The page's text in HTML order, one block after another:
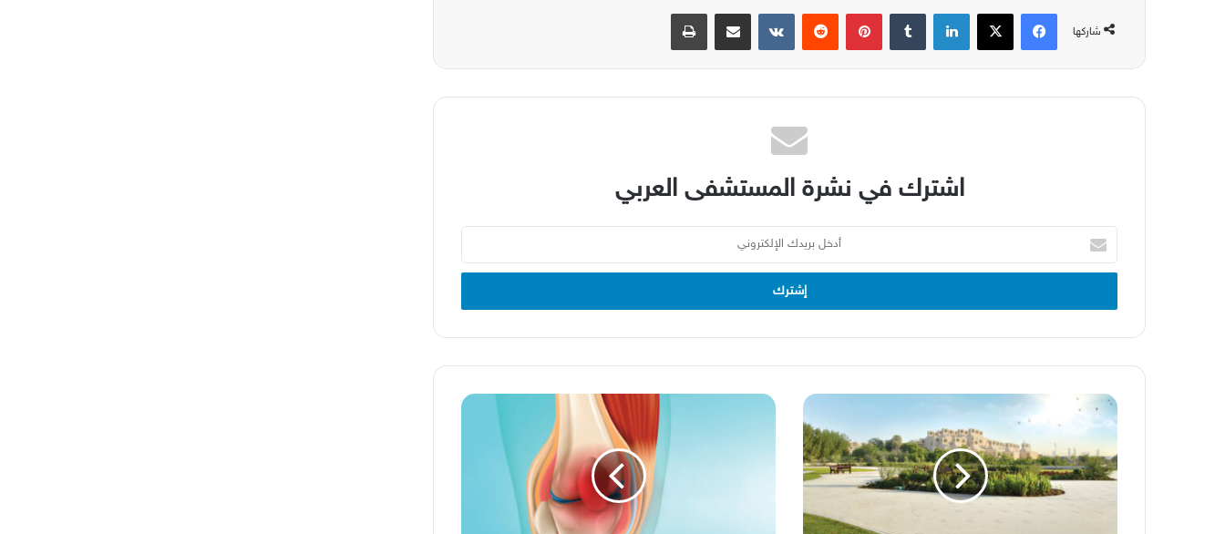
شاركها
فيسبوك‫X لينكدإن بينتيريست مشاركة عبر البريد طباعة
اشترك في نشرة المستشفى العربي
بريدك
الإلكتروني
كلية
طب
الأسنان,
جامعة
قطر
التهاب